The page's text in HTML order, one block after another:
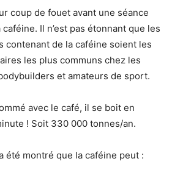
coup de fouet avant une séance
Il n’est pas étonnant que les
contenant de la caféine soient les
les plus communs chez les
et amateurs de sport.
avec le café, il se boit en
! Soit 330 000 tonnes/an.
été montré que la caféine peut :